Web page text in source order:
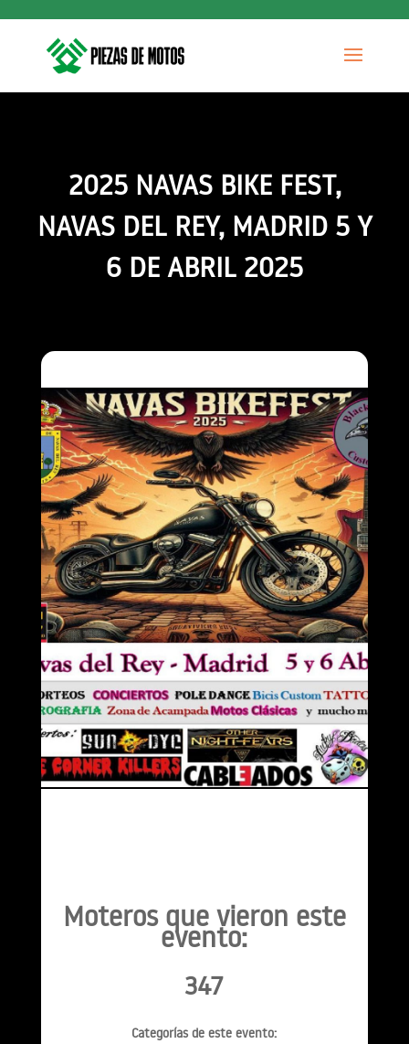
2025 NAVAS BIKE FEST,
NAVAS DEL REY, MADRID 5 Y
6 DE ABRIL 2025
Moteros que vieron este
evento:
347
Categorías de este evento: